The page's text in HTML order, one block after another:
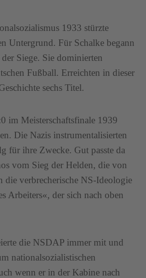
1933 stürzte
Untergrund. Für Schalke begann
Siege. Sie dominierten
Fußball. Erreichten in dieser
sechs Titel.
im Meisterschaftsfinale 1939
Die Nazis instrumentalisierten
für ihre Zwecke. Gut passte da
vom Sieg der Helden, die von
die verbrecherische NS-Ideologie
Arbeiters«, der sich nach oben
die NSDAP immer mit und
nationalsozialistischen
wenn er in der Kabine nach